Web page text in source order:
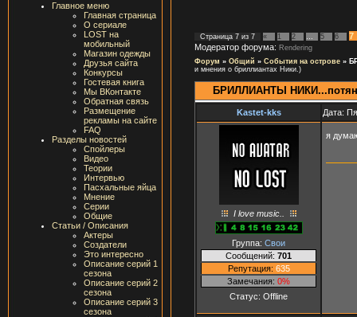
Главное меню
Главная страница
О сериале
LOST на
мобильный
Магазин одежды
Друзья сайта
Конкурсы
Гостевая книга
Мы ВКонтакте
Обратная связь
Размещение
рекламы на сайте
FAQ
Разделы новостей
Спойлеры
Видео
Теории
Интервью
Пасхальные яйца
Мнение
Серии
Общие
Статьи / Описания
Актеры
Создатели
Это интересно
Описание серий 1
сезона
Описание серий 2
сезона
Описание серий 3
сезона
Страница 7 из 7 « 1 2 5 6
7
Модератор форума: Rendering
Форум » Общий » События на острове »
и мнения о бриллиантах Ники.)
БРИЛЛИАНТЫ
Kastet-kks Дата:
I love music..
Группа: Свои
Сообщений: 701
Репутация: 635
Замечания: 0%
Статус: Offline
я